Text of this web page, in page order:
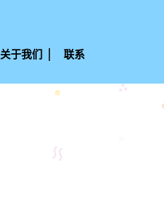
关于我们 联系